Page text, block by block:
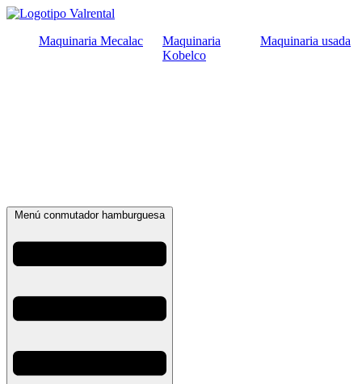
Ir
contenidoMaquinaria Mecalac
Maquinaria
Kobelco
Maquinaria usada
Menú conmutador hamburguesa